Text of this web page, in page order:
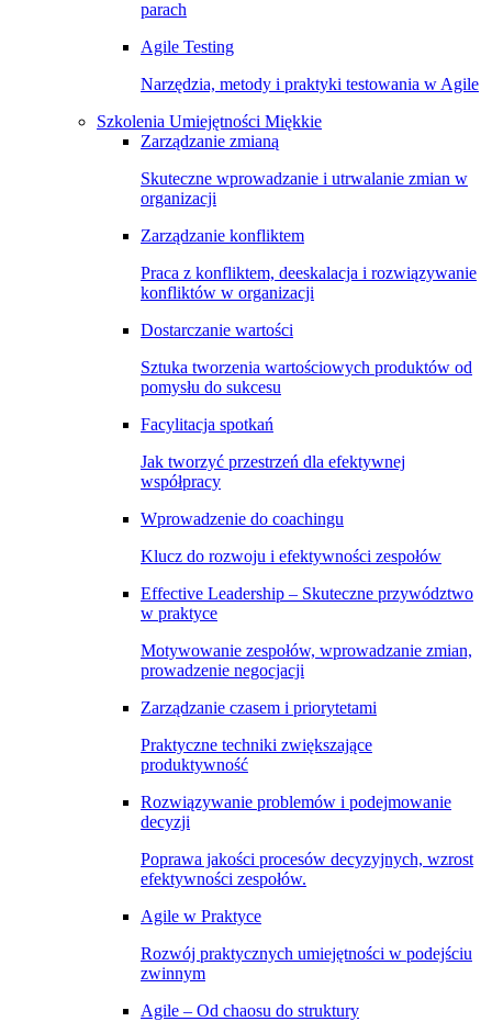
parach
Agile Testing
Narzędzia, metody i praktyki testowania w Agile
Szkolenia Umiejętności Miękkie
Zarządzanie zmianą
Skuteczne wprowadzanie i utrwalanie zmian w
organizacji
Zarządzanie konfliktem
Praca z konfliktem, deeskalacja i rozwiązywanie
konfliktów w organizacji
Dostarczanie wartości
Sztuka tworzenia wartościowych produktów od
pomysłu do sukcesu
Facylitacja spotkań
Jak tworzyć przestrzeń dla efektywnej
współpracy
Wprowadzenie do coachingu
Klucz do rozwoju i efektywności zespołów
Effective Leadership – Skuteczne przywództwo
w praktyce
Motywowanie zespołów, wprowadzanie zmian,
prowadzenie negocjacji
Zarządzanie czasem i priorytetami
Praktyczne techniki zwiększające
produktywność
Rozwiązywanie problemów i podejmowanie
decyzji
Poprawa jakości procesów decyzyjnych, wzrost
efektywności zespołów.
Agile w Praktyce
Rozwój praktycznych umiejętności w podejściu
zwinnym
Agile – Od chaosu do struktury